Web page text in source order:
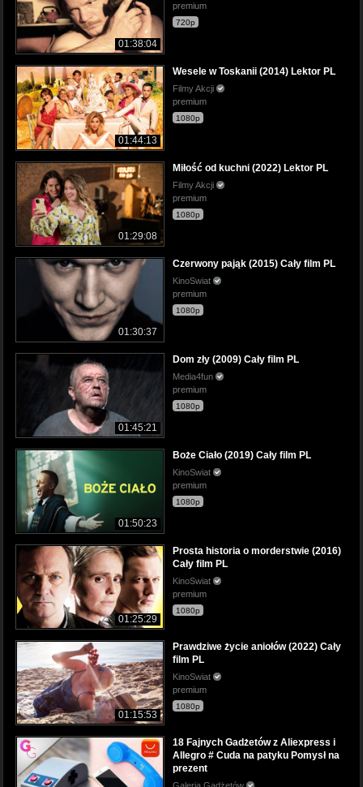
01:38:04
premium
720p
01:44:13
Wesele w Toskanii (2014) Lektor PL
Filmy Akcji
premium
1080p
01:29:08
Miłość od kuchni (2022) Lektor PL
Filmy Akcji
premium
1080p
01:30:37
Czerwony pająk (2015) Cały film PL
KinoSwiat
premium
1080p
01:45:21
Dom zły (2009) Cały film PL
Media4fun
premium
1080p
01:50:23
Boże Ciało (2019) Cały film PL
KinoSwiat
premium
1080p
01:25:29
Prosta historia o morderstwie (2016)
Cały film PL
KinoSwiat
premium
1080p
01:15:53
Prawdziwe życie aniołów (2022) Cały
film PL
KinoSwiat
premium
1080p
18 Fajnych Gadżetów z Aliexpress i
Allegro # Cuda na patyku Pomysł na
prezent